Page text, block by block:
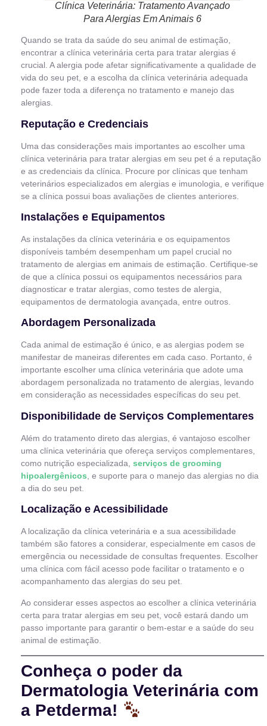
Clínica Veterinária: Tratamento Avançado
Para Alergias Em Animais 6
Quando se trata da saúde do seu animal de estimação,
encontrar a clínica veterinária certa para tratar alergias é
crucial. A alergia pode afetar significativamente a qualidade de
vida do seu pet, e a escolha da clínica veterinária adequada
pode fazer toda a diferença no tratamento e manejo das
alergias.
Reputação e Credenciais
Uma das considerações mais importantes ao escolher uma
clínica veterinária para tratar alergias em seu pet é a reputação
e as credenciais da clínica. Procure por clínicas que tenham
veterinários especializados em alergias e imunologia, e verifique
se a clínica possui boas avaliações de clientes anteriores.
Instalações e Equipamentos
As instalações da clínica veterinária e os equipamentos
disponíveis também desempenham um papel crucial no
tratamento de alergias em animais de estimação. Certifique-se
de que a clínica possui os equipamentos necessários para
diagnosticar e tratar alergias, como testes de alergia,
equipamentos de dermatologia avançada, entre outros.
Abordagem Personalizada
Cada animal de estimação é único, e as alergias podem se
manifestar de maneiras diferentes em cada caso. Portanto, é
importante escolher uma clínica veterinária que adote uma
abordagem personalizada no tratamento de alergias, levando
em consideração as necessidades específicas do seu pet.
Disponibilidade de Serviços Complementares
Além do tratamento direto das alergias, é vantajoso escolher
uma clínica veterinária que ofereça serviços complementares,
como nutrição especializada, serviços de grooming
hipoalergênicos , e suporte para o manejo das alergias no dia
a dia do seu pet.
Localização e Acessibilidade
A localização da clínica veterinária e a sua acessibilidade
também são fatores a considerar, especialmente em casos de
emergência ou necessidade de consultas frequentes. Escolher
uma clínica com fácil acesso pode facilitar o tratamento e o
acompanhamento das alergias do seu pet.
Ao considerar esses aspectos ao escolher a clínica veterinária
certa para tratar alergias em seu pet, você estará dando um
passo importante para garantir o bem-estar e a saúde do seu
animal de estimação.
Conheça o poder da
Dermatologia Veterinária com
a Petderma!